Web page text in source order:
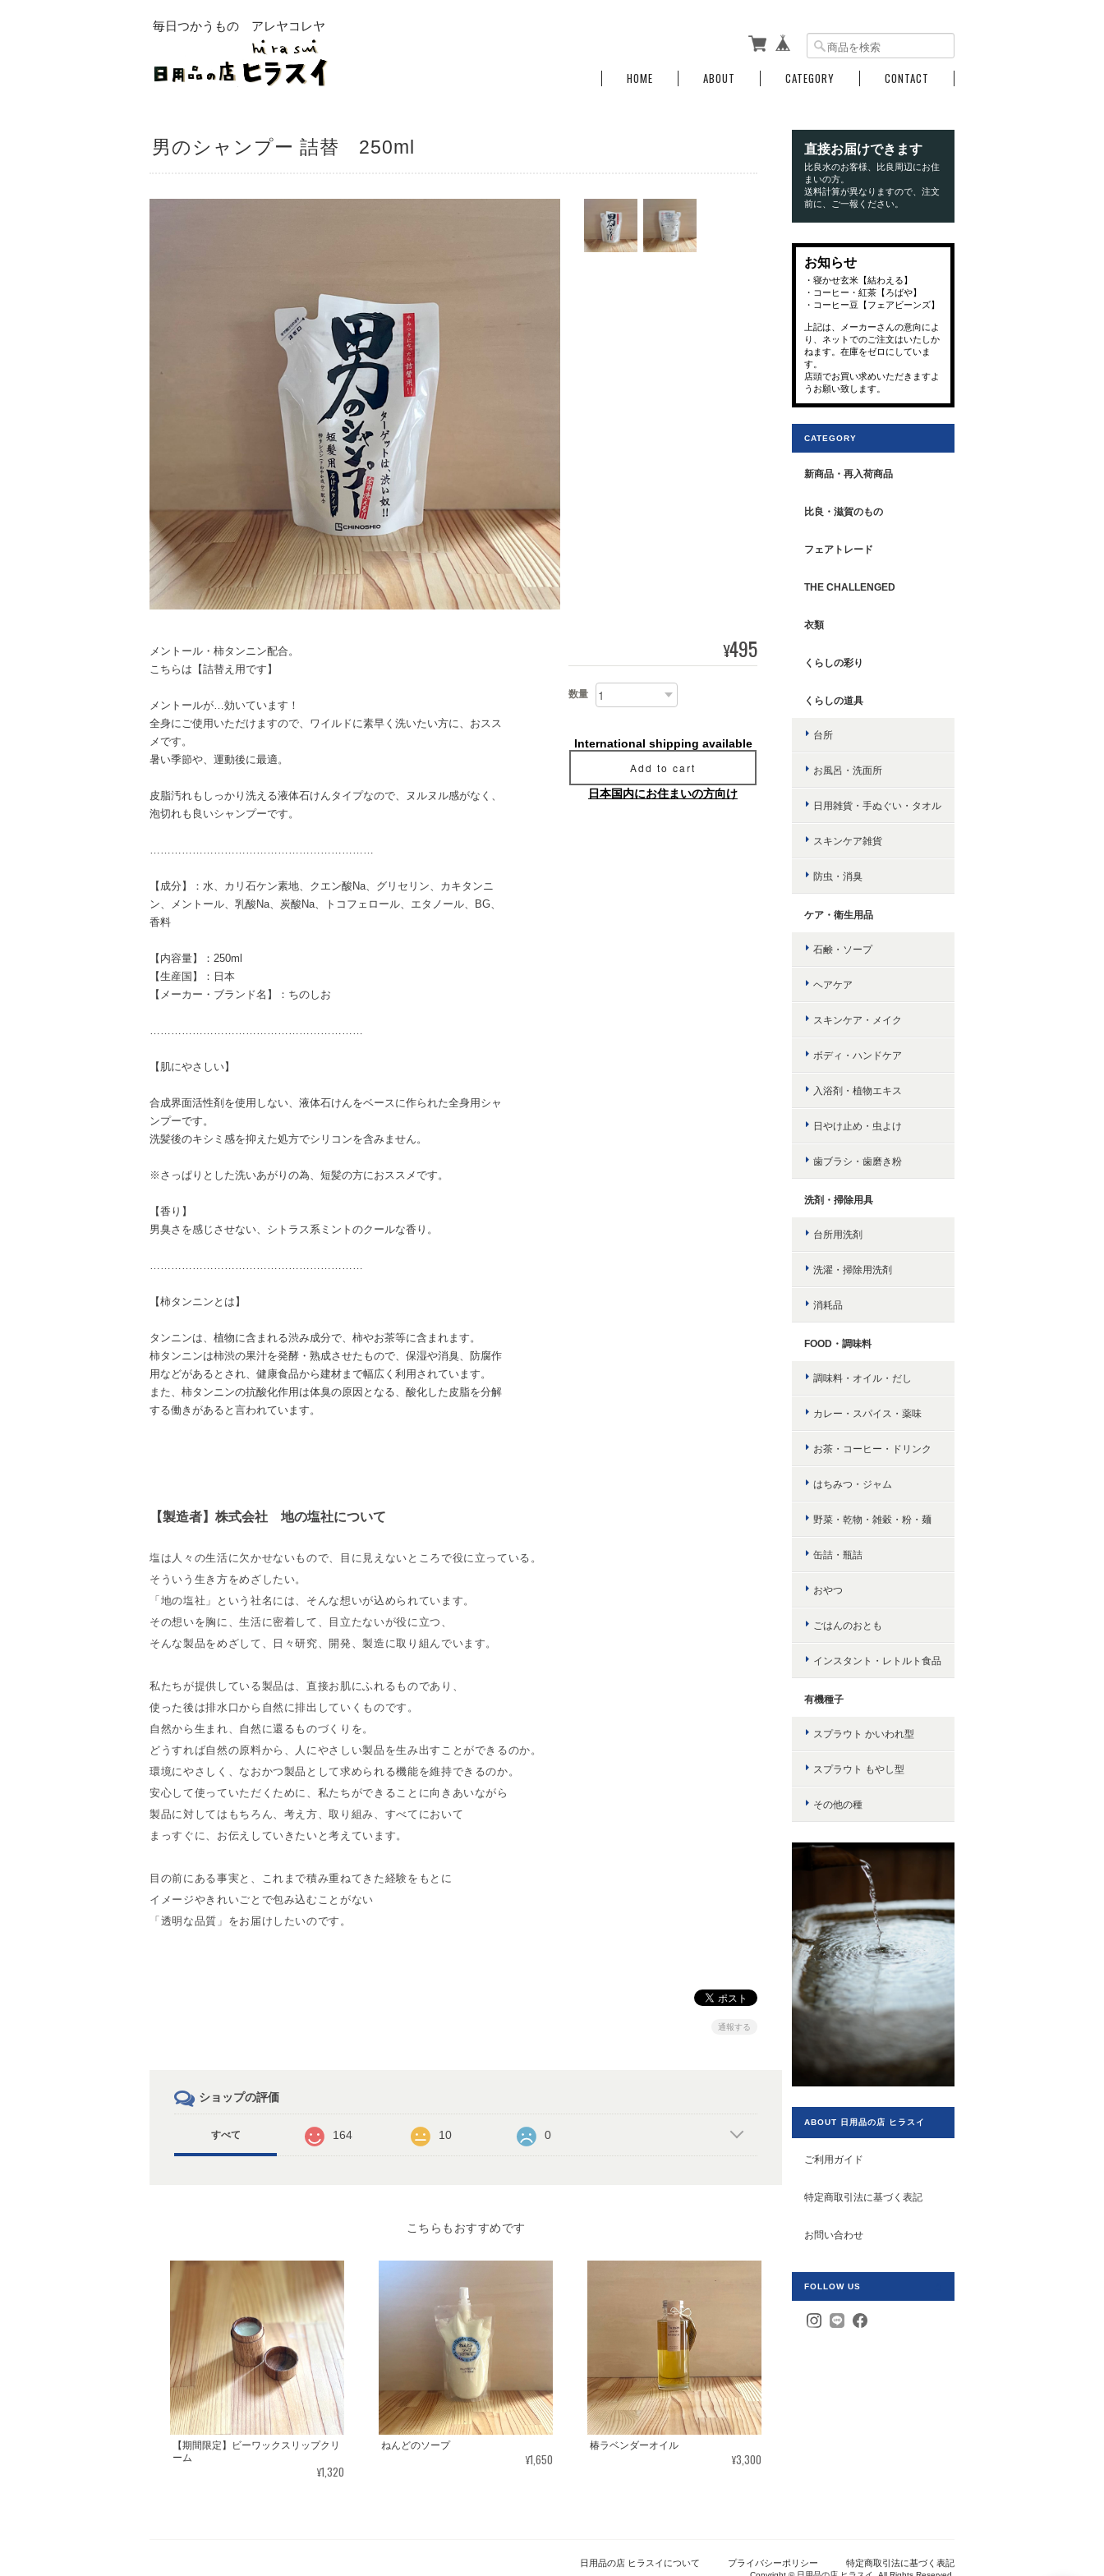
毎日つかうもの アレヤコレヤ
HOME ABOUT CATEGORY CONTACT
男のシャンプー 詰替 250ml
メントール・柿タンニン配合。
こちらは【詰替え用です】
メントールが…効いています！
全身にご使用いただけますので、ワイルドに素早く洗いたい方に、おスス
メです。
暑い季節や、運動後に最適。
皮脂汚れもしっかり洗える液体石けんタイプなので、ヌルヌル感がなく、
泡切れも良いシャンプーです。
………………………………………………………
【成分】：水、カリ石ケン素地、クエン酸Na、グリセリン、カキタンニ
ン、メントール、乳酸Na、炭酸Na、トコフェロール、エタノール、BG、
香料
【内容量】：250ml
【生産国】：日本
【メーカー・ブランド名】：ちのしお
……………………………………………………
【肌にやさしい】
合成界面活性剤を使用しない、液体石けんをベースに作られた全身用シャ
ンプーです。
洗髪後のキシミ感を抑えた処方でシリコンを含みません。
※さっぱりとした洗いあがりの為、短髪の方におススメです。
【香り】
男臭さを感じさせない、シトラス系ミントのクールな香り。
……………………………………………………
【柿タンニンとは】
タンニンは、植物に含まれる渋み成分で、柿やお茶等に含まれます。
柿タンニンは柿渋の果汁を発酵・熟成させたもので、保湿や消臭、防腐作
用などがあるとされ、健康食品から建材まで幅広く利用されています。
また、柿タンニンの抗酸化作用は体臭の原因となる、酸化した皮脂を分解
する働きがあると言われています。
¥495
数量
International shipping available
Add to cart
日本国内にお住まいの方向け
【製造者】株式会社 地の塩社について
塩は人々の生活に欠かせないもので、目に見えないところで役に立っている。
そういう生き方をめざしたい。
「地の塩社」という社名には、そんな想いが込められています。
その想いを胸に、生活に密着して、目立たないが役に立つ、
そんな製品をめざして、日々研究、開発、製造に取り組んでいます。
私たちが提供している製品は、直接お肌にふれるものであり、
使った後は排水口から自然に排出していくものです。
自然から生まれ、自然に還るものづくりを。
どうすれば自然の原料から、人にやさしい製品を生み出すことができるのか。
環境にやさしく、なおかつ製品として求められる機能を維持できるのか。
安心して使っていただくために、私たちができることに向きあいながら
製品に対してはもちろん、考え方、取り組み、すべてにおいて
まっすぐに、お伝えしていきたいと考えています。
目の前にある事実と、これまで積み重ねてきた経験をもとに
イメージやきれいごとで包み込むことがない
「透明な品質」をお届けしたいのです。
通報する
ショップの評価
すべて 164 10 0
こちらもおすすめです
【期間限定】ビーワックスリップクリ
ーム
¥1,320
ねんどのソープ
¥1,650
椿ラベンダーオイル
¥3,300
直接お届けできます
比良水のお客様、比良周辺にお住
まいの方。
送料計算が異なりますので、注文
前に、ご一報ください。
お知らせ
・寝かせ玄米【結わえる】
・コーヒー・紅茶【ろばや】
・コーヒー豆【フェアビーンズ】
上記は、メーカーさんの意向によ
り、ネットでのご注文はいたしか
ねます。在庫をゼロにしていま
す。
店頭でお買い求めいただきますよ
うお願い致します。
CATEGORY
新商品・再入荷商品
比良・滋賀のもの
フェアトレード
THE CHALLENGED
衣類
くらしの彩り
くらしの道具
台所
お風呂・洗面所
日用雑貨・手ぬぐい・タオル
スキンケア雑貨
防虫・消臭
ケア・衛生用品
石鹸・ソープ
ヘアケア
スキンケア・メイク
ボディ・ハンドケア
入浴剤・植物エキス
日やけ止め・虫よけ
歯ブラシ・歯磨き粉
洗剤・掃除用具
台所用洗剤
洗濯・掃除用洗剤
消耗品
FOOD・調味料
調味料・オイル・だし
カレー・スパイス・薬味
お茶・コーヒー・ドリンク
はちみつ・ジャム
野菜・乾物・雑穀・粉・麺
缶詰・瓶詰
おやつ
ごはんのおとも
インスタント・レトルト食品
有機種子
スプラウト かいわれ型
スプラウト もやし型
その他の種
ABOUT 日用品の店 ヒラスイ
ご利用ガイド
特定商取引法に基づく表記
お問い合わせ
FOLLOW US
日用品の店 ヒラスイについて プライバシーポリシー 特定商取引法に基づく表記